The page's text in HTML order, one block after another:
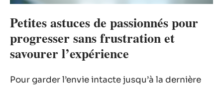
Petites astuces de passionnés pour
progresser sans frustration et
savourer l’expérience
Pour garder l’envie intacte jusqu’à la dernière